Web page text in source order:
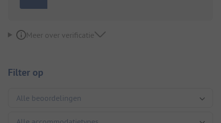
Meer over verificatie
Filter op